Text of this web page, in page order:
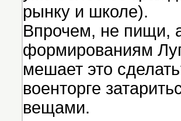
рынку и школе).
Впрочем, не пищи,
формированиям
мешает это
военторге
вещами.